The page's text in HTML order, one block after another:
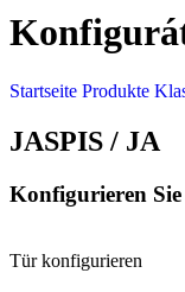
Startseite Produkte
JASPIS / JA
Konfigurieren
Tür konfigurieren